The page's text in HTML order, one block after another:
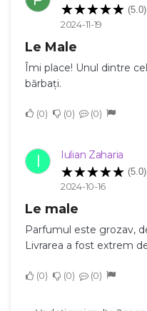
(5.0)
2024-11-19
Le Male
Îmi place! Unul dintre
bărbați.
0 0 0
I Iulian Zaharia
(5.0)
2024-10-16
Le male
Parfumul este grozav,
Livrarea a fost extrem
0 0 0
Numele listei de dorinte